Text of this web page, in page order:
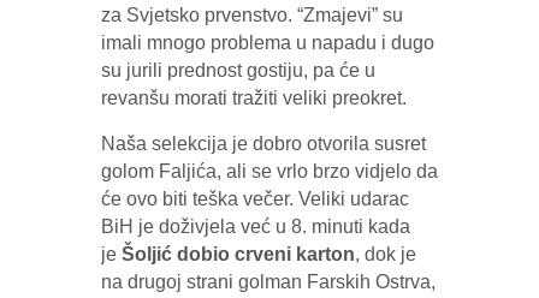
za Svjetsko prvenstvo. “Zmajevi” su
imali mnogo problema u napadu i dugo
su jurili prednost gostiju, pa će u
revanšu morati tražiti veliki preokret.
Naša selekcija je dobro otvorila susret
golom Faljića, ali se vrlo brzo vidjelo da
će ovo biti teška večer. Veliki udarac
BiH je doživjela već u 8. minuti kada
je Šoljić dobio crveni karton, dok je
na drugoj strani golman Farskih Ostrva,